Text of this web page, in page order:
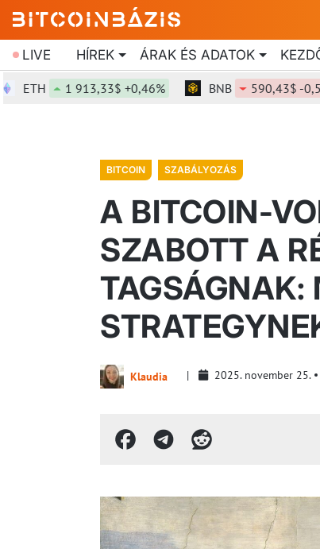
LIVE HÍREK ÁRAK ÉS ADATOK
1 913,33$ +0,46% BNB 590,43$ -0,53%
BITCOIN SZABÁLYOZÁS
A BITCOIN-
SZABOTT A
TAGSÁGNAK:
Klaudia 2025. november 25.